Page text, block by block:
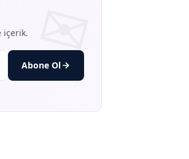
içerik.
Abone Ol